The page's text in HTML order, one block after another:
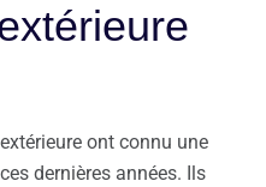
ont connu une
dernières années. Ils